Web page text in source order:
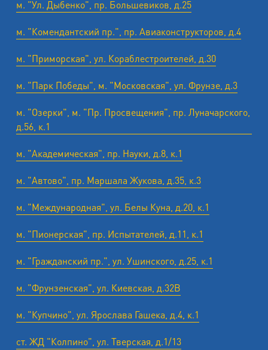
м. "Ул. Дыбенко", пр. Большевиков, д.25
м. "Комендантский пр.", пр. Авиаконструкторов, д.4
м. "Приморская", ул. Кораблестроителей, д.30
м. "Парк Победы", м. "Московская", ул. Фрунзе, д.3
м. "Озерки", м. "Пр. Просвещения", пр. Луначарского,
д.56, к.1
м. "Академическая", пр. Науки, д.8, к.1
м. "Автово", пр. Маршала Жукова, д.35, к.3
м. "Международная", ул. Белы Куна, д.20, к.1
м. "Пионерская", пр. Испытателей, д.11, к.1
м. "Гражданский пр.", ул. Ушинского, д.25, к.1
м. "Фрунзенская", ул. Киевская, д.32В
м. "Купчино", ул. Ярослава Гашека, д.4, к.1
ст. ЖД "Колпино", ул. Тверская, д.1/13